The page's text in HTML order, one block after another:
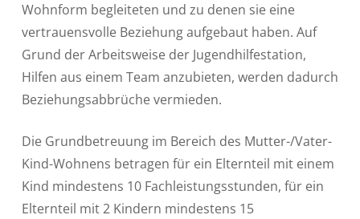
Wohnform begleiteten und zu denen sie eine
vertrauensvolle Beziehung aufgebaut haben. Auf
Grund der Arbeitsweise der Jugendhilfestation,
Hilfen aus einem Team anzubieten, werden dadurch
Beziehungsabbrüche vermieden.
Die Grundbetreuung im Bereich des Mutter-/Vater-
Kind-Wohnens betragen für ein Elternteil mit einem
Kind mindestens 10 Fachleistungsstunden, für ein
Elternteil mit 2 Kindern mindestens 15